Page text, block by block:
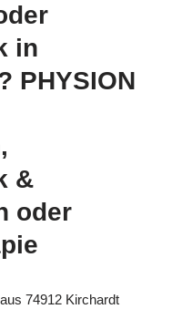
in
PHYSION
&
oder
74912 Kirchardt